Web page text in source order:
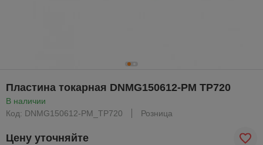
Пластина токарная DNMG150612-PM TP720
В наличии
Код: DNMG150612-PM_TP720
Розница
Цену уточняйте